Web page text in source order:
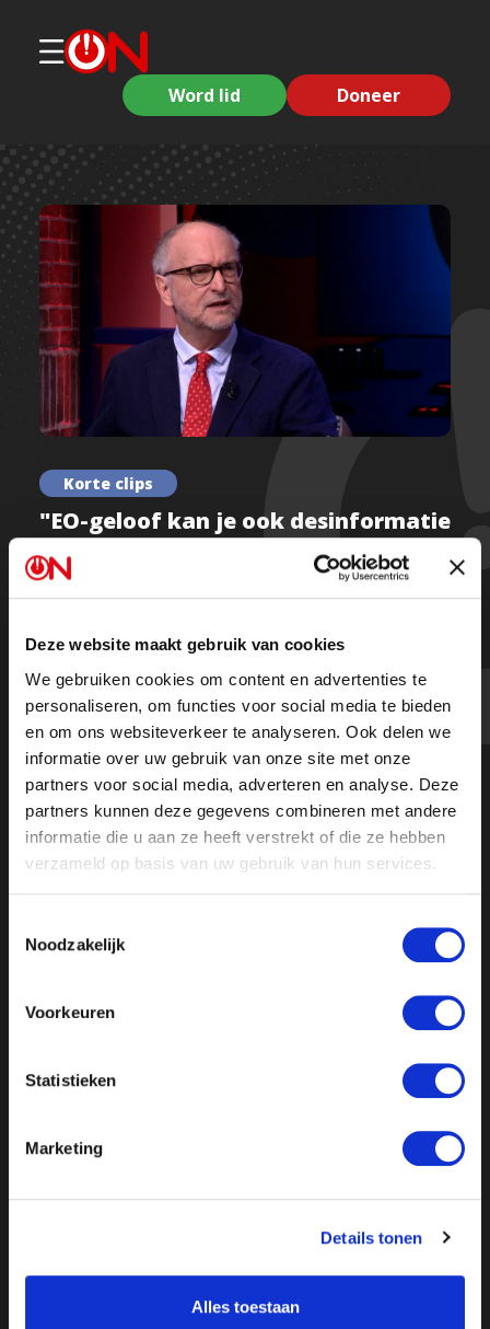
Deze website maakt gebruik van cookies
We gebruiken cookies om content en advertenties te
personaliseren, om functies voor social media te bieden
en om ons websiteverkeer te analyseren. Ook delen we
informatie over uw gebruik van onze site met onze
partners voor social media, adverteren en analyse. Deze
partners kunnen deze gegevens combineren met andere
informatie die u aan ze heeft verstrekt of die ze hebben
verzameld op basis van uw gebruik van hun services.
Noodzakelijk
Voorkeuren
Statistieken
Marketing
Details tonen
Alles toestaan
Word lid Doneer
Korte clips
"EO-geloof kan je ook desinformatie
noemen" - Paul Cliteur over
verwijten van onjuiste informatie
ON!
Kijk de hele uitzending